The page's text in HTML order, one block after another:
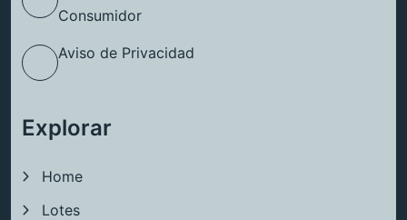
Consumidor
Aviso de Privacidad
Explorar
Home
Lotes